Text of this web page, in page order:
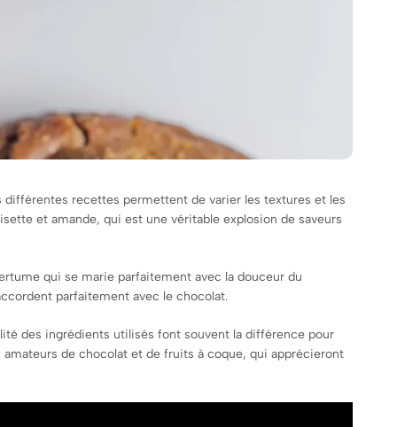
recettes permettent de varier les textures et les
et amande, qui est une véritable explosion de saveurs
qui se marie parfaitement avec la douceur du
parfaitement avec le chocolat.
des ingrédients utilisés font souvent la différence pour
de chocolat et de fruits à coque, qui apprécieront